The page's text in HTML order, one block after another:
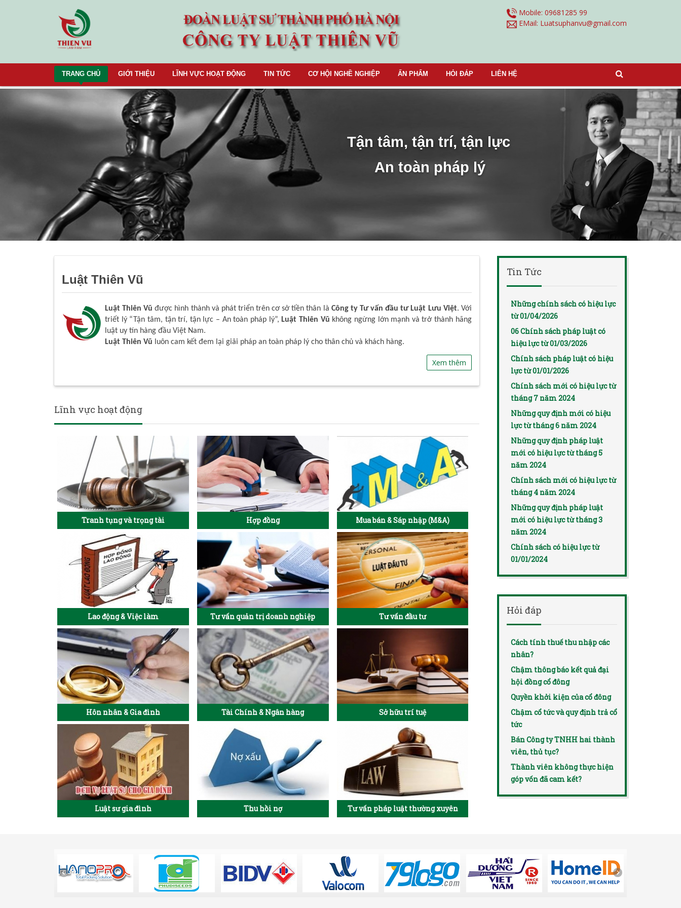
Mobile: 09681285 99
EMail: Luatsuphanvu@gmail.com
TRANG CHỦ GIỚI THIỆU LĨNH VỰC HOẠT ĐỘNG TIN TỨC CƠ HỘI NGHỀ NGHIỆP ẤN PHẨM HỎI ĐÁP LIÊN HỆ
Tận tâm, tận trí, tận lực
An toàn pháp lý
Luật Thiên Vũ
Luật Thiên Vũ được hình thành và phát triển trên cơ sở tiền thân là Công ty Tư vấn đầu tư Luật Lưu Việt. Với
triết lý “Tận tâm, tận trí, tận lực – An toàn pháp lý”,Luật Thiên Vũ không ngừng lớn mạnh và trở thành hãng
luật uy tín hàng đầu Việt Nam.
Luật Thiên Vũ luôn cam kết đem lại giải pháp an toàn pháp lý cho thân chủ và khách hàng.
Xem thêm
Lĩnh vực hoạt động
Tranh tụng và trọng tài Hợp đồng Mua bán & Sáp nhập (M&A)
Lao động & Việc làm Tư vấn quản trị doanh nghiệp Tư vấn đầu tư
Hôn nhân & Gia đình Tài Chính & Ngân hàng Sở hữu trí tuệ
Luật sư gia đình Thu hồi nợ Tư vấn pháp luật thường xuyên
Tin Tức
Những chính sách có hiệu lực
từ 01/04/2026
06 Chính sách pháp luật có
hiệu lực từ 01/03/2026
Chính sách pháp luật có hiệu
lực từ 01/01/2026
Chính sách mới có hiệu lực từ
tháng 7 năm 2024
Những quy định mới có hiệu
lực từ tháng 6 năm 2024
Những quy định pháp luật
mới có hiệu lực từ tháng 5
năm 2024
Chính sách mới có hiệu lực từ
tháng 4 năm 2024
Những quy định pháp luật
mới có hiệu lực từ tháng 3
năm 2024
Chính sách có hiệu lực từ
01/01/2024
Hỏi đáp
Cách tính thuế thu nhập các
nhân?
Chậm thông báo kết quả đại
hội đồng cổ đông
Quyền khởi kiện của cổ đông
Chậm cổ tức và quy định trả cổ
tức
Bán Công ty TNHH hai thành
viên, thủ tục?
Thành viên không thực hiện
góp vốn đã cam kết?